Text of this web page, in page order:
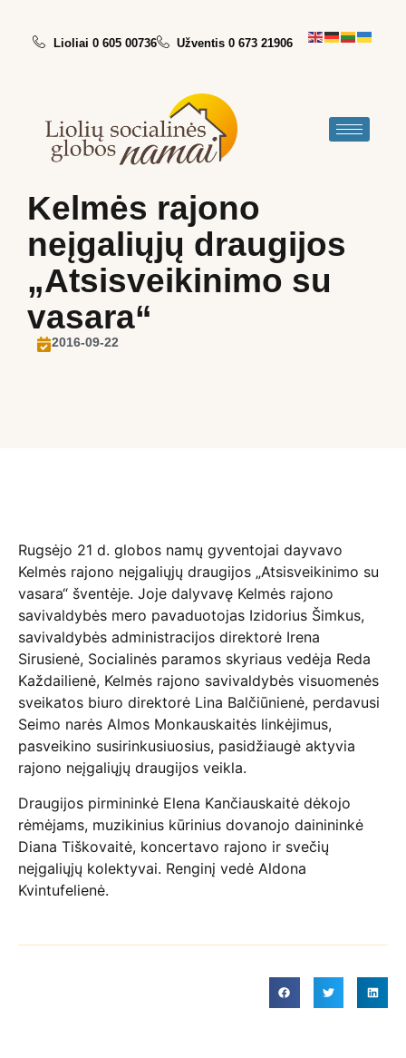
Lioliai 0 605 00736 Užventis 0 673 21906
Kelmės rajono
neįgaliųjų draugijos
„Atsisveikinimo su
vasara“
2016-09-22
Rugsėjo 21 d. globos namų gyventojai dayvavo
Kelmės rajono neįgaliųjų draugijos „Atsisveikinimo su
vasara“ šventėje. Joje dalyvavę Kelmės rajono
savivaldybės mero pavaduotojas Izidorius Šimkus,
savivaldybės administracijos direktorė Irena
Sirusienė, Socialinės paramos skyriaus vedėja Reda
Každailienė, Kelmės rajono savivaldybės visuomenės
sveikatos biuro direktorė Lina Balčiūnienė, perdavusi
Seimo narės Almos Monkauskaitės linkėjimus,
pasveikino susirinkusiuosius, pasidžiaugė aktyvia
rajono neįgaliųjų draugijos veikla.
Draugijos pirmininkė Elena Kančiauskaitė dėkojo
rėmėjams, muzikinius kūrinius dovanojo dainininkė
Diana Tiškovaitė, koncertavo rajono ir svečių
neįgaliųjų kolektyvai. Renginį vedė Aldona
Kvintufelienė.